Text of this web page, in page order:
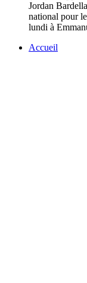
Jordan
national pour
lundi à
Accueil